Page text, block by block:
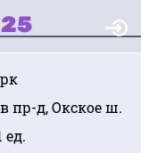
пр-д, Окское ш.
ед.